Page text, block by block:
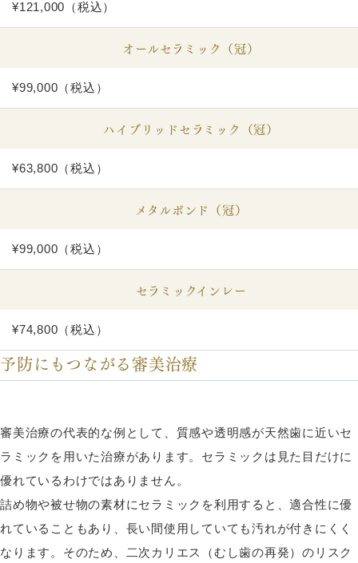
¥121,000（税込）
オールセラミック（冠）
¥99,000（税込）
ハイブリッドセラミック（冠）
¥63,800（税込）
メタルボンド（冠）
¥99,000（税込）
セラミックインレー
¥74,800（税込）
予防にもつながる審美治療
審美治療の代表的な例として、質感や透明感が天然歯に近いセ
ラミックを用いた治療があります。セラミックは見た目だけに
優れているわけではありません。
詰め物や被せ物の素材にセラミックを利用すると、適合性に優
れていることもあり、長い間使用していても汚れが付きにくく
なります。そのため、二次カリエス（むし歯の再発）のリスク